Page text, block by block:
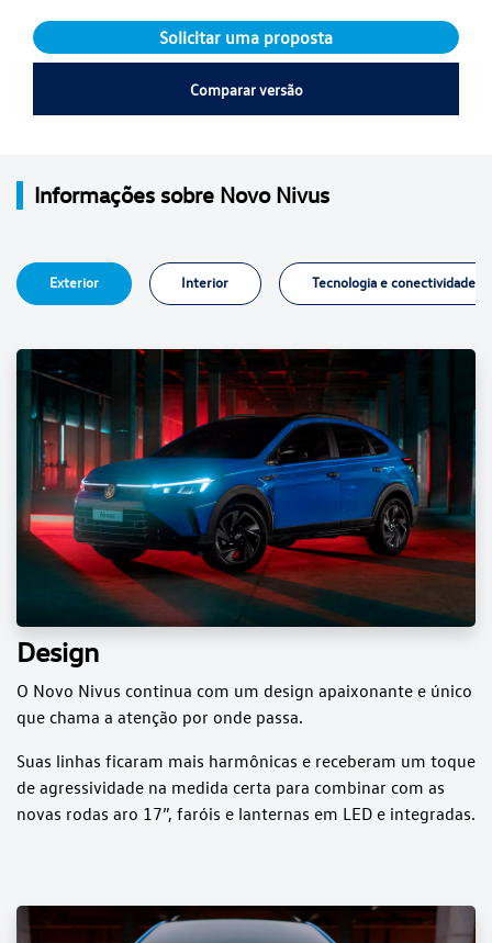
Solicitar uma proposta
Comparar versão
Informações sobre Novo Nivus
Exterior Interior Tecnologia e conectividade
Design
O Novo Nivus continua com um design apaixonante e único
que chama a atenção por onde passa.
Suas linhas ficaram mais harmônicas e receberam um toque
de agressividade na medida certa para combinar com as
novas rodas aro 17”, faróis e lanternas em LED e integradas.